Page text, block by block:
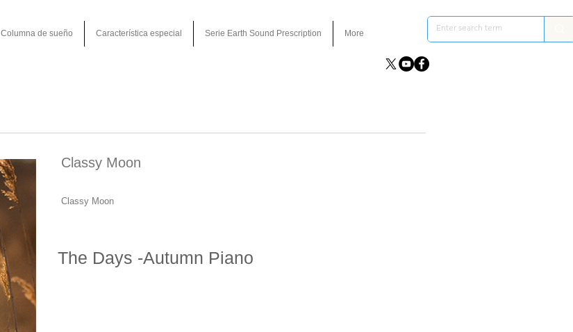
Columna de sueño Característica especial Serie Earth Sound Prescription More
Classy Moon
Classy Moon
The Days -Autumn Piano